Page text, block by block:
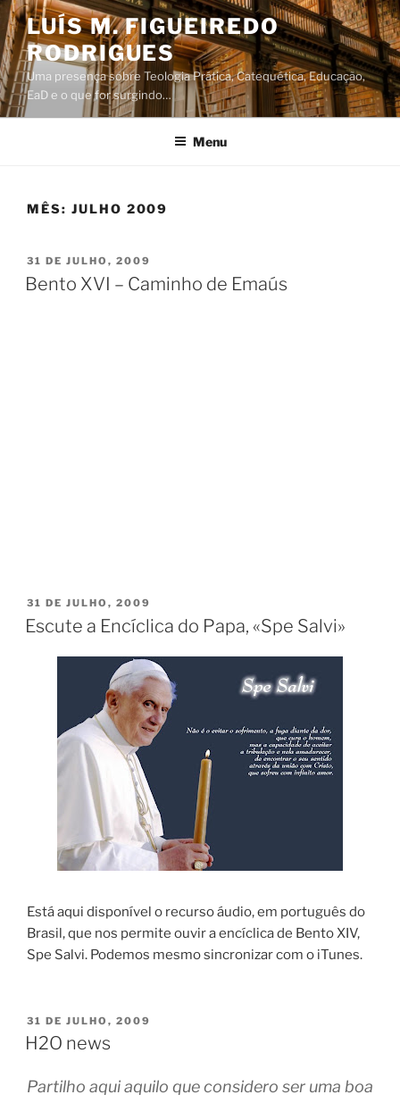
Saltar
para
o
conteúdo
LUÍS M. FIGUEIREDO
RODRIGUES
Uma presença sobre Teologia Prática, Catequética, Educação,
EaD e o que for surgindo…
Menu
MÊS: JULHO 2009
PUBLICADO
EM
31 DE JULHO, 2009
Bento XVI – Caminho de Emaús
PUBLICADO
EM
31 DE JULHO, 2009
Escute a Encíclica do Papa, «Spe Salvi»
Está aqui disponível o recurso áudio, em português do
Brasil, que nos permite ouvir a encíclica de Bento XIV,
Spe Salvi. Podemos mesmo sincronizar com o iTunes.
PUBLICADO
EM
31 DE JULHO, 2009
H2O news
Partilho aqui aquilo que considero ser uma boa